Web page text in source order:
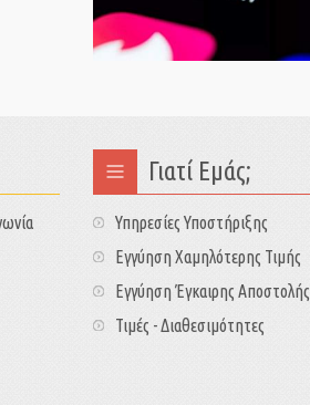
Γιατί Εμάς;
Υπηρεσίες Υποστήριξης
Εγγύηση Χαμηλότερης Τιμής
Εγγύηση Έγκαιρης Αποστολής
Τιμές - Διαθεσιμότητες